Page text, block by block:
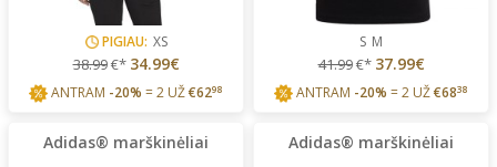
PIGIAU: XS
38.99€* 34.99€
ANTRAM -20% = 2 UŽ€6298
S M
41.99€* 37.99€
ANTRAM -20% = 2 UŽ€6838
Adidas® marškinėliai Adidas® marškinėliai